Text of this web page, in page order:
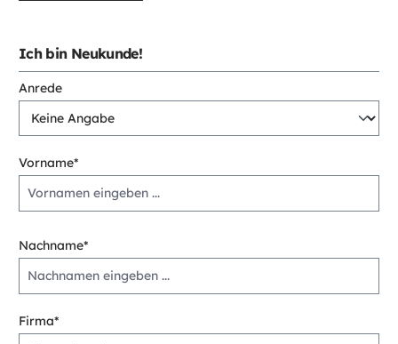
Ich bin Neukunde!
Persönliche Informationen
Anrede
Vorname*
Nachname*
Firma*